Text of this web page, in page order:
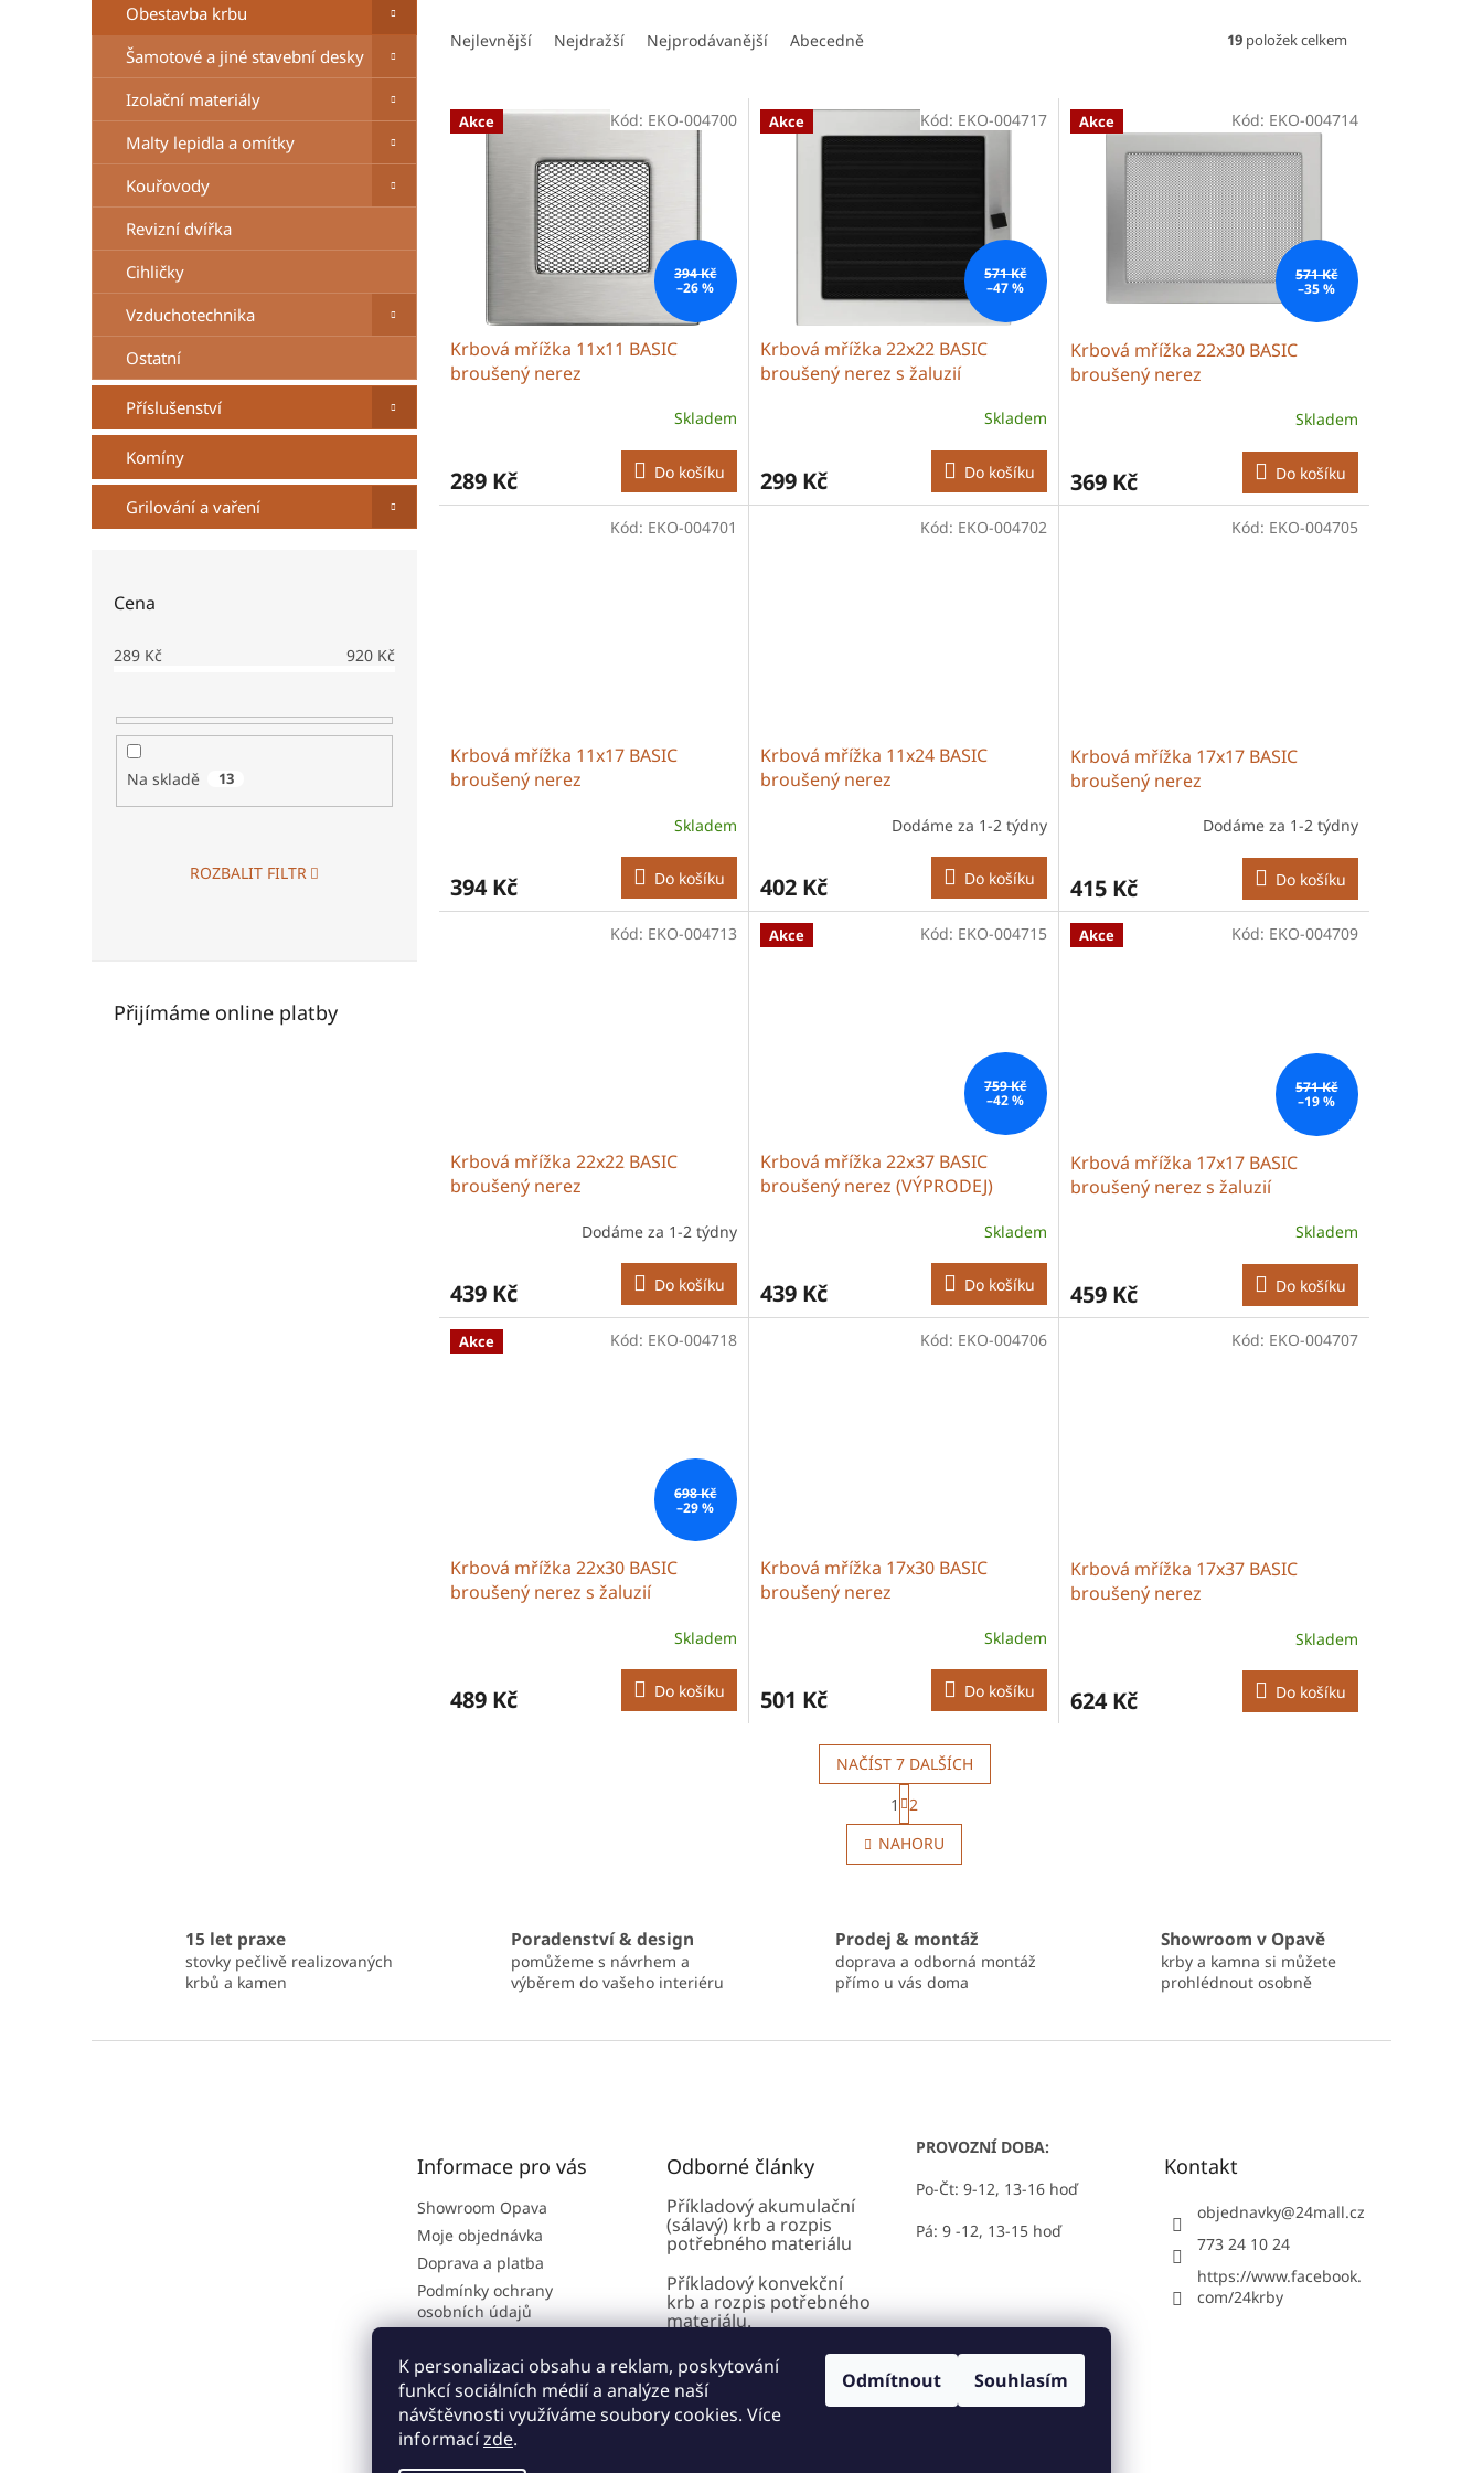
K personalizaci obsahu a reklam, poskytování
funkcí sociálních médií a analýze naší
návštěvnosti využíváme soubory cookies. Více
informacízde.
Odmítnout Souhlasím
e
Obestavba krbu
Šamotové a jiné stavební desky
Izolační materiály
Malty lepidla a omítky
Kouřovody
Revizní dvířka
Cihličky
Vzduchotechnika
Ostatní
Příslušenství
Komíny
Grilování a vaření
Cena
289 Kč 920 Kč
Na skladě 13
ROZBALIT FILTR
Přijímáme online platby
n
Nejlevnější Nejdražší Nejprodávanější Abecedně 19 položek celkem
V Akce
394 Kč
–26 %
Krbová mřížka 11x11 BASIC
broušený nerez
Skladem
289 Kč Do košíku
Kód: EKO-004700 Akce
571 Kč
–47 %
Krbová mřížka 22x22 BASIC
broušený nerez s žaluzií
Skladem
299 Kč Do košíku
Kód: EKO-004717 Akce
571 Kč
–35 %
Krbová mřížka 22x30 BASIC
broušený nerez
Skladem
369 Kč Do košíku
Kód: EKO-004714
Krbová mřížka 11x17 BASIC
broušený nerez
Skladem
394 Kč Do košíku
Kód: EKO-004701
Krbová mřížka 11x24 BASIC
broušený nerez
Dodáme za 1-2 týdny
402 Kč Do košíku
Kód: EKO-004702
Krbová mřížka 17x17 BASIC
broušený nerez
Dodáme za 1-2 týdny
415 Kč Do košíku
Kód: EKO-004705
Krbová mřížka 22x22 BASIC
broušený nerez
Dodáme za 1-2 týdny
439 Kč Do košíku
Kód: EKO-004713 Akce
759 Kč
–42 %
Krbová mřížka 22x37 BASIC
broušený nerez (VÝPRODEJ)
Skladem
439 Kč Do košíku
Kód: EKO-004715 Akce
571 Kč
–19 %
Krbová mřížka 17x17 BASIC
broušený nerez s žaluzií
Skladem
459 Kč Do košíku
Kód: EKO-004709
Akce
698 Kč
–29 %
Krbová mřížka 22x30 BASIC
broušený nerez s žaluzií
Skladem
489 Kč Do košíku
Kód: EKO-004718
Krbová mřížka 17x30 BASIC
broušený nerez
Skladem
501 Kč Do košíku
Kód: EKO-004706
Krbová mřížka 17x37 BASIC
broušený nerez
Skladem
624 Kč Do košíku
Kód: EKO-004707
O
v
l
c
í
p
k
NAČÍST 7 DALŠÍCH
S
t
r
á
n
á
n
í
1
2
NAHORU
15 let praxe
stovky pečlivě realizovaných
krbů a kamen
Poradenství & design
pomůžeme s návrhem a
výběrem do vašeho interiéru
Prodej & montáž
doprava a odborná montáž
přímo u vás doma
Showroom v Opavě
krby a kamna si můžete
prohlédnout osobně
Informace pro vás
Showroom Opava
Moje objednávka
Doprava a platba
Podmínky ochrany
osobních údajů
Odborné články
Odborné články
Příkladový akumulační
(sálavý) krb a rozpis
potřebného materiálu
Příkladový konvekční
krb a rozpis potřebného
materiálu.
AMS - Akumulační
modulární systém:
Zásoba tepla až na
několik hodin!
PROVOZNÍ DOBA:
Po-Čt: 9-12, 13-16 hoď
Pá: 9 -12, 13-15 hoď
Kontakt
objednavky@24mall.cz
773 24 10 24
https://www.facebook.
com/24krby